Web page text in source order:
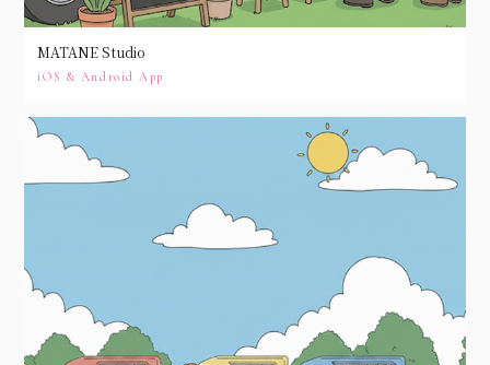
MATANE Studio
iOS & Android App